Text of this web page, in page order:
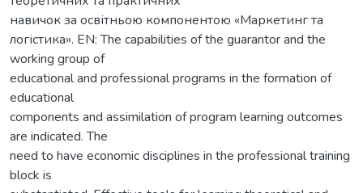
навичок за освітньою компонентою «Маркетинг та
логістика». EN: The capabilities of the guarantor and the
working group of
educational and professional programs in the formation of
educational
components and assimilation of program learning outcomes
are indicated. The
need to have economic disciplines in the professional training
block is